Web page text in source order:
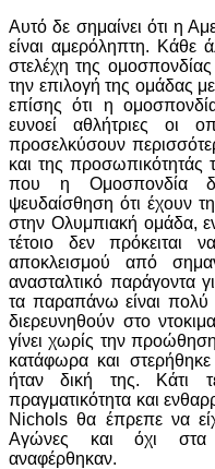
Αυτό δε σημαίνει ότι η
είναι αμερόληπτη. Κάθε
στελέχη της
την επιλογή της ομάδας
επίσης ότι η
ευνοεί αθλήτριες οι
προσελκύσουν
και της
που η Ομοσπονδία
ψευδαίσθηση ότι έχουν
στην Ολυμπιακή ομάδα,
τέτοιο δεν πρόκειται
αποκλεισμού από
ανασταλτικό παράγοντα
τα παραπάνω είναι πολύ
διερευνηθούν στο
γίνει χωρίς την
κατάφωρα και
ήταν δική της. Κάτι
πραγματικότητα και
Nichols θα έπρεπε να
Αγώνες και όχι στα
αναφέρθηκαν.